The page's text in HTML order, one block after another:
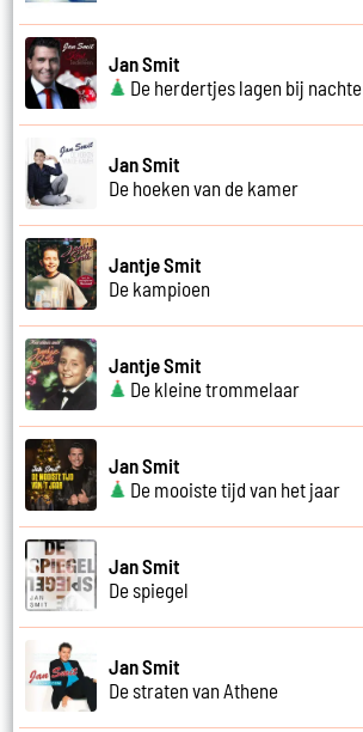
Jan Smit
De herdertjes lagen bij nachte
Jan Smit
De hoeken van de kamer
Jantje Smit
De kampioen
Jantje Smit
De kleine trommelaar
Jan Smit
De mooiste tijd van het jaar
Jan Smit
De spiegel
Jan Smit
De straten van Athene